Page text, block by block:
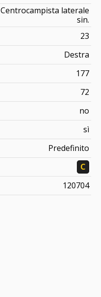
Centrocampista laterale
sin.
23
Destra
177
72
no
sì
Predefinito
C
120704